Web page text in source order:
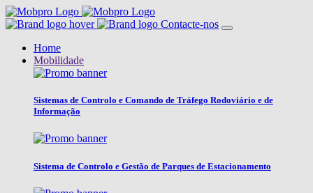
Contacte-nos
Home
Mobilidade
Sistemas de Controlo e Comando de Tráfego Rodoviário e de
Informação
Sistema de Controlo e Gestão de Parques de Estacionamento